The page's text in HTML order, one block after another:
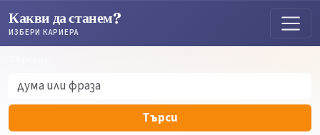
Какви да станем?
ИЗБЕРИ КАРИЕРА
Търси